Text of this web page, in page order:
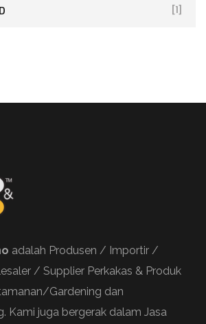
[1]
adalah Produsen / Importir /
/ Supplier Perkakas & Produk
Gardening dan
Kami juga bergerak dalam Jasa